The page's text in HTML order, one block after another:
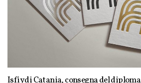
Isfiy di Catania, consegna del diploma